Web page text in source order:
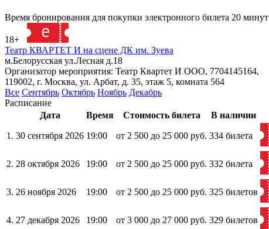
Время бронирования для покупки электронного билета 20 минут
18+
Театр КВАРТЕТ И на сцене ДК им. Зуева
м.Белорусская ул.Лесная д.18
Организатор мероприятия: Театр Квартет И ООО, 7704145164,
119002, г. Москва, ул. Арбат, д. 35, этаж 5, комната 564
Все Сентябрь Октябрь Ноябрь Декабрь
Расписание
Дата
Время Стоимость билета В наличии
1. 30 сентября 2026 19:00 от 2 500 до 25 000 руб. 334 билета
2. 28 октября 2026 19:00 от 2 500 до 25 000 руб. 332 билета
3. 26 ноября 2026 19:00 от 2 500 до 25 000 руб. 325 билетов
4. 27 декабря 2026 19:00 от 3 000 до 27 000 руб. 329 билетов